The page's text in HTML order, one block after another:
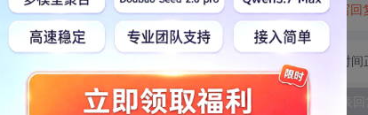
转发到动态 举报 写回
切换为时间